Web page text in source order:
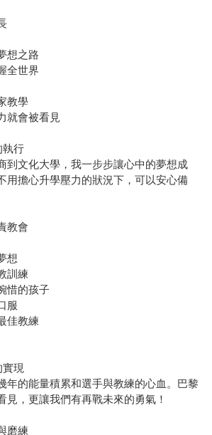
想之路
全世界
教學
就會被看見
行
到文化大學，我一步步讓心中的夢想成
用擔心升學壓力的狀況下，可以安心備
教會
想
訓練
惜的孩子
服
佳教練
現
年的能量積累和選手與教練的心血。巴黎
見，更讓我們有再戰未來的勇氣！
磨練